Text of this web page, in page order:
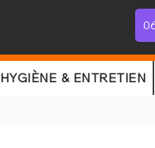
HYGIÈNE & ENTRETIEN